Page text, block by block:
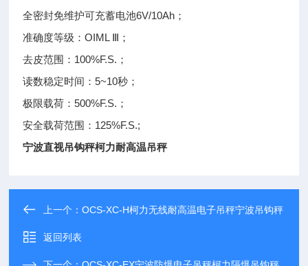
全密封免维护可充蓄电池6V/10Ah；
准确度等级：OIML Ⅲ；
去皮范围：100%F.S.；
读数稳定时间：5~10秒；
极限载荷：500%F.S.；
安全载荷范围：125%F.S.;
宁波直视吊钩秤柯力耐高温吊秤
上一个：OCS-XC-H柯力无线耐高温电子吊秤宁波吊钩秤
返回列表